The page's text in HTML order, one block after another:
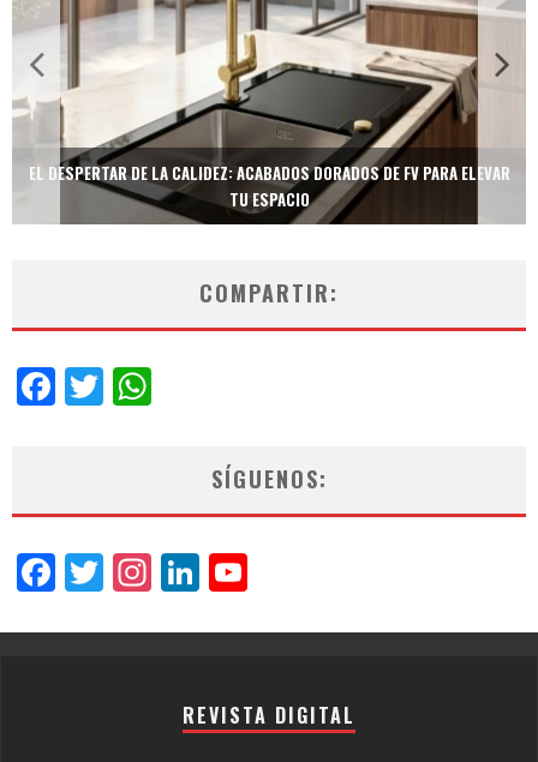
TECNOLOGÍA Y BIENESTAR DE VANGUARDIA: EL INODORO INTELIGENTE
NEOTECH DE FV.
COMPARTIR:
Facebook
Twitter
SÍGUENOS:
Facebook
Twitter
Instagram
LinkedIn
REVISTA DIGITAL